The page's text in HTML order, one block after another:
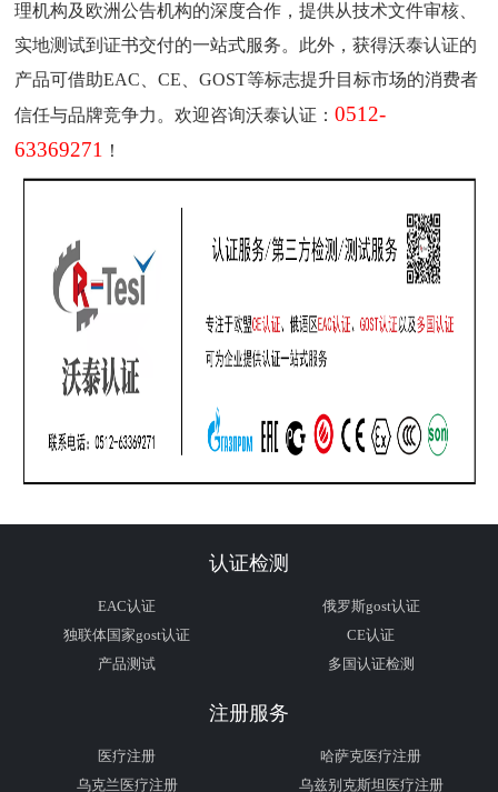
理机构及欧洲公告机构的深度合作，提供从技术文件审核、
实地测试到证书交付的一站式服务。 此外，获得沃泰认证的
产品可借助EAC 、CE 、GOST等标志提升目标市场的消费者
信任与品牌竞争力 。欢迎咨询沃泰认证：0512-
63369271 ！
认证检测
EAC认证
俄罗斯gost认证
独联体国家gost认证
CE认证
产品测试
多国认证检测
注册服务
医疗注册
哈萨克医疗注册
乌克兰医疗注册
乌兹别克斯坦医疗注册